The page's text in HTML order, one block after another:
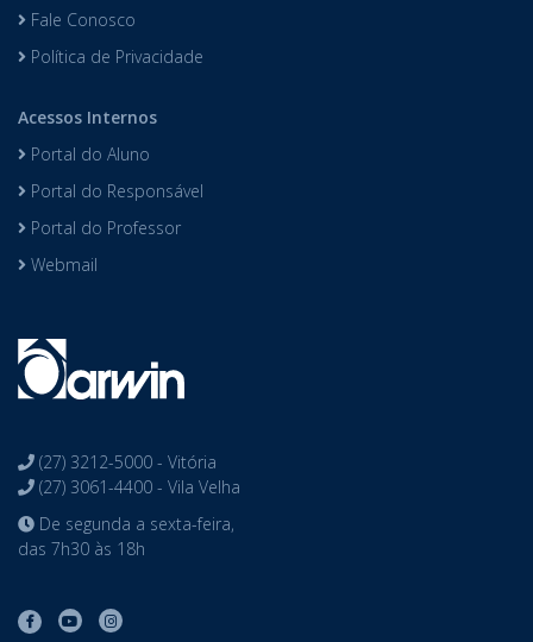
Fale Conosco
Política de Privacidade
Acessos Internos
Portal do Aluno
Portal do Responsável
Portal do Professor
Webmail
(27) 3212-5000 - Vitória
(27) 3061-4400 - Vila Velha
De segunda a sexta-feira,
das 7h30 às 18h